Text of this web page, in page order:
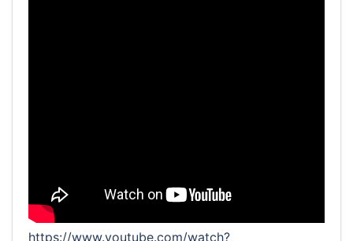
https://www.youtube.com/watch?